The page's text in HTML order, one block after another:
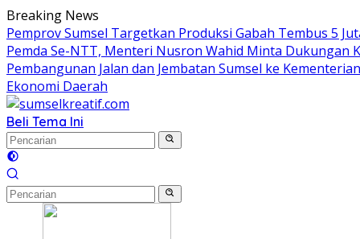
Langsung
ke
konten
Breaking News
Pemprov Sumsel Targetkan Produksi Gabah Tembus 5
Pemda Se-NTT, Menteri Nusron Wahid Minta Dukungan
Pembangunan Jalan dan Jembatan Sumsel ke
Ekonomi Daerah
Beli Tema Ini